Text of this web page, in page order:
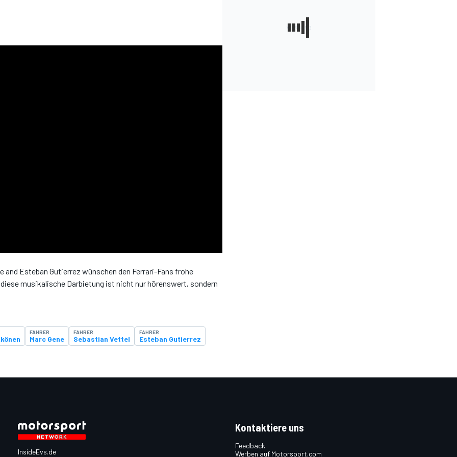
and Esteban Gutierrez wünschen den Ferrari-Fans frohe
musikalische Darbietung ist nicht nur hörenswert, sondern
FAHRER
Marc Gene
FAHRER
Sebastian Vettel
FAHRER
Esteban Gutierrez
InsideEvs.de
Kontaktiere uns
Feedback
Werben auf Motorsport.com